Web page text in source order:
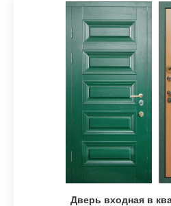
Дверь входная в